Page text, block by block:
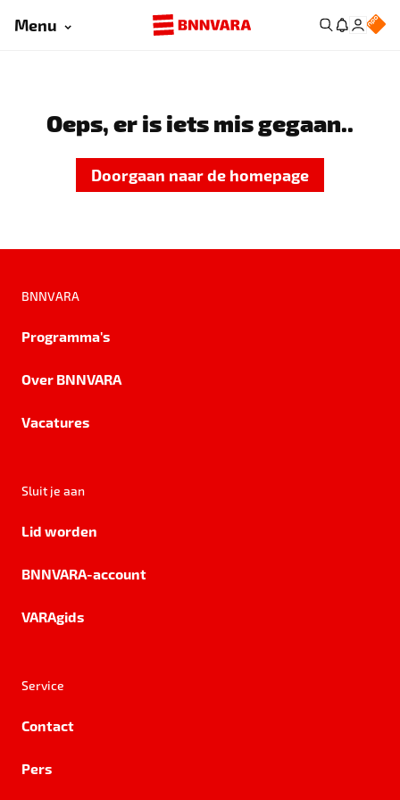
Menu
Oeps, er is iets mis gegaan..
Doorgaan naar de homepage
BNNVARA
Programma's
Over BNNVARA
Vacatures
Sluit je aan
Lid worden
BNNVARA-account
VARAgids
Service
Contact
Pers